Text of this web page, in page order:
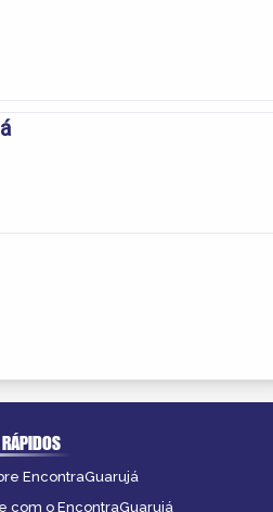
EncontraGuarujá
com o EncontraGuarujá